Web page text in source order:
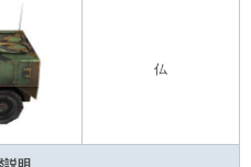
仏